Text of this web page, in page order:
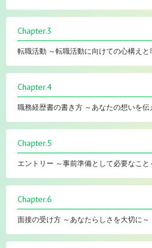
Chapter.3
転職活動 ～転職活動に向けての心構えと
Chapter.4
職務経歴書の書き方 ～あなたの想いを伝
Chapter.5
エントリー ～事前準備として必要なこと
Chapter.6
面接の受け方 ～あなたらしさを大切に～